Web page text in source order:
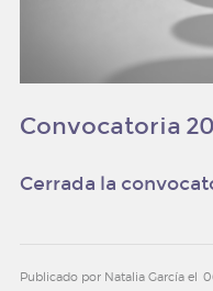
Convocatoria
Cerrada la
Publicado por Natalia García el